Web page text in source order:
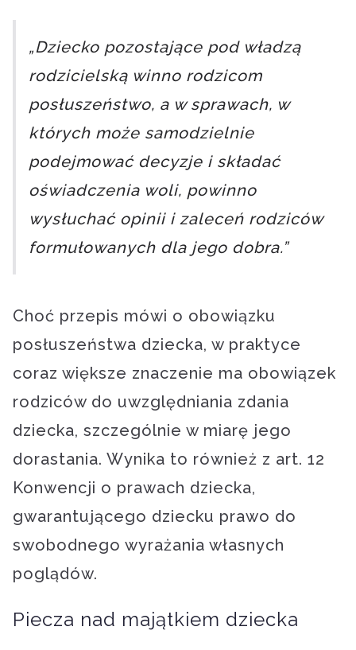
„Dziecko pozostające pod władzą
rodzicielską winno rodzicom
posłuszeństwo, a w sprawach, w
których może samodzielnie
podejmować decyzje i składać
oświadczenia woli, powinno
wysłuchać opinii i zaleceń rodziców
formułowanych dla jego dobra.”
Choć przepis mówi o obowiązku
posłuszeństwa dziecka, w praktyce
coraz większe znaczenie ma obowiązek
rodziców do uwzględniania zdania
dziecka, szczególnie w miarę jego
dorastania. Wynika to również z art. 12
Konwencji o prawach dziecka,
gwarantującego dziecku prawo do
swobodnego wyrażania własnych
poglądów.
Piecza nad majątkiem dziecka